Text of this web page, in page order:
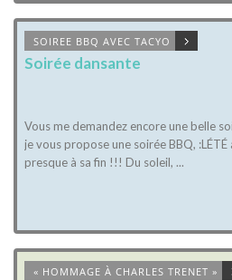
SOIREE BBQ AVEC TACYO
Soirée dansante
Vous me demandez encore une belle
je vous propose une soirée BBQ, :
presque à sa fin !!! Du soleil, ...
« HOMMAGE À CHARLES TRENET »